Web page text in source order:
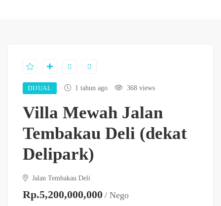
DIJUAL 1 tahun ago 368 views
Villa Mewah Jalan
Tembakau Deli (dekat
Delipark)
Jalan Tembakau Deli
Rp.5,200,000,000 / Nego